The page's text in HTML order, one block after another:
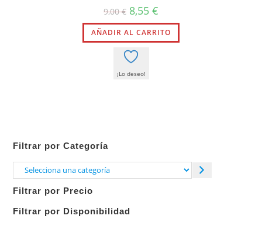
9,00€ El
precio
original
era:
9,00 €.
8,55 €
actual
es:
8,55 €.
AÑADIR AL CARRITO
¡Lo deseo!
Filtrar por Categoría
Selecciona
categoría
Filtrar por Precio
Filtrar por Disponibilidad